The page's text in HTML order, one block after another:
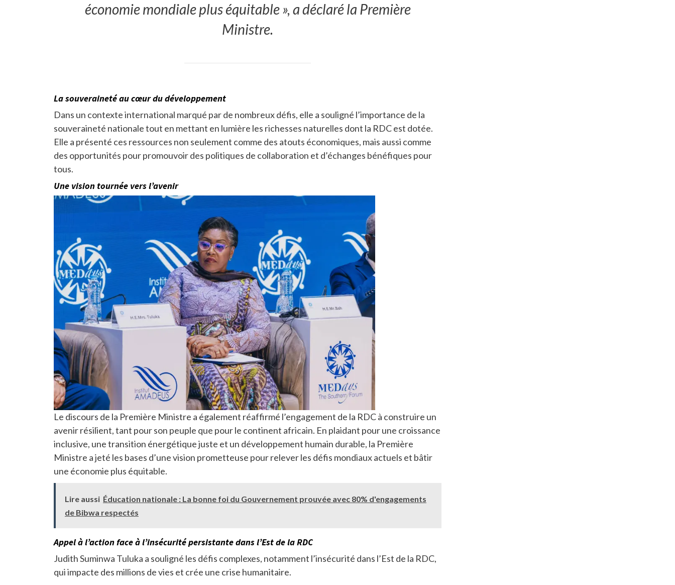
économie mondiale plus équitable », a déclaré la Première
Ministre.
La souveraineté au cœur du développement
Dans un contexte international marqué par de nombreux défis, elle a souligné l’importance de la
souveraineté nationale tout en mettant en lumière les richesses naturelles dont la RDC est dotée.
Elle a présenté ces ressources non seulement comme des atouts économiques, mais aussi comme
des opportunités pour promouvoir des politiques de collaboration et d’échanges bénéfiques pour
tous.
Une vision tournée vers l’avenir
Le discours de la Première Ministre a également réaffirmé l’engagement de la RDC à construire un
avenir résilient, tant pour son peuple que pour le continent africain. En plaidant pour une croissance
inclusive, une transition énergétique juste et un développement humain durable, la Première
Ministre a jeté les bases d’une vision prometteuse pour relever les défis mondiaux actuels et bâtir
une économie plus équitable.
Lire aussi Éducation nationale : La bonne foi du Gouvernement prouvée avec 80% d'engagements
de Bibwa respectés
Appel à l’action face à l’insécurité persistante dans l’Est de la RDC
Judith Suminwa Tuluka a souligné les défis complexes, notamment l’insécurité dans l’Est de la RDC,
qui impacte des millions de vies et crée une crise humanitaire.